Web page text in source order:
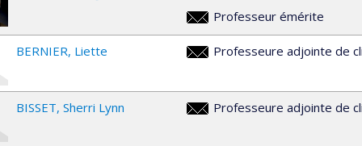
francois.beland@umontreal.ca
francois.beland@umontreal.ca
Professeur émérite
BERNIER Liette
Professeure adjointe de
BISSET Sherri Lynn
Professeure adjointe de